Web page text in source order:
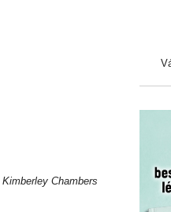
Kimberley Chambers